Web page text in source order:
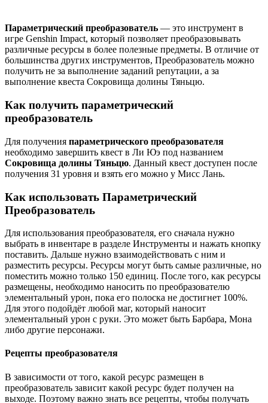
Параметрический преобразователь — это инструмент в
игре Genshin Impact, который позволяет преобразовывать
различные ресурсы в более полезные предметы. В отличие от
большинства других инструментов, Преобразователь можно
получить не за выполнение заданий репутации, а за
выполнение квеста Сокровища долины Тяньцю.
Как получить параметрический
преобразователь
Для получения параметрического преобразователя
необходимо завершить квест в Ли Юэ под названием
Сокровища долины Тяньцю. Данный квест доступен после
получения 31 уровня и взять его можно у Мисс Лань.
Как использовать Параметрический
Преобразователь
Для использования преобразователя, его сначала нужно
выбрать в инвентаре в разделе Инструменты и нажать кнопку
поставить. Дальше нужно взаимодействовать с ним и
разместить ресурсы. Ресурсы могут быть самые различные, но
поместить можно только 150 единиц. После того, как ресурсы
размещены, необходимо наносить по преобразователю
элементальный урон, пока его полоска не достигнет 100%.
Для этого подойдёт любой маг, который наносит
элементальный урон с руки. Это может быть Барбара, Мона
либо другие персонажи.
Рецепты преобразователя
В зависимости от того, какой ресурс размещен в
преобразователь зависит какой ресурс будет получен на
выходе. Поэтому важно знать все рецепты, чтобы получать